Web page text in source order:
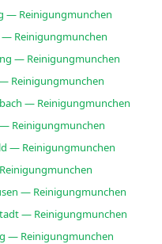
— Reinigungmunchen
Reinigungmunchen
— Reinigungmunchen
Reinigungmunchen
— Reinigungmunchen
Reinigungmunchen
— Reinigungmunchen
— Reinigungmunchen
— Reinigungmunchen
— Reinigungmunchen